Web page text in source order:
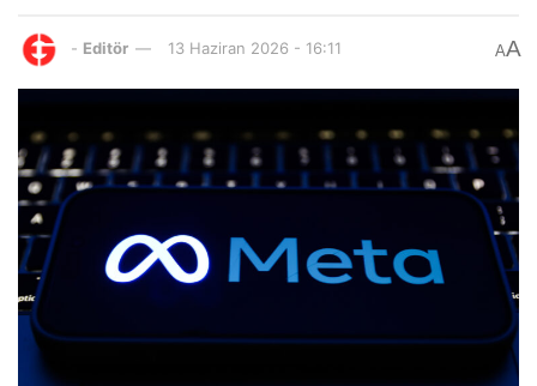
- Editör 13 Haziran 2026 - 16:11 AA